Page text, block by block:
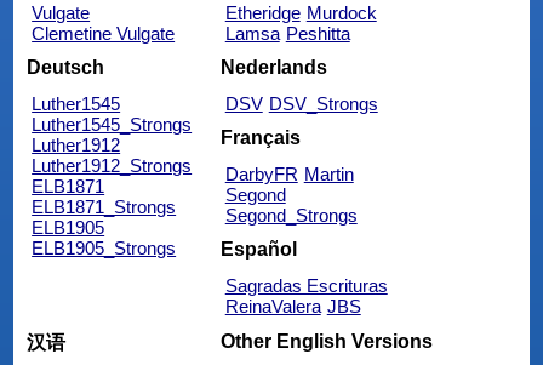
Vulgate
Clemetine Vulgate
Etheridge Murdock
Lamsa Peshitta
Deutsch
Luther1545
Luther1545_Strongs
Luther1912
Luther1912_Strongs
ELB1871
ELB1871_Strongs
ELB1905
ELB1905_Strongs
Nederlands
DSV DSV_Strongs
Français
DarbyFR Martin
Segond
Segond_Strongs
Español
Sagradas Escrituras
ReinaValera JBS
汉语
Other English Versions